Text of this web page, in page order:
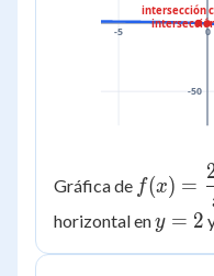
-5 0
-50
0
intersección
Gráfica de f(x) =
{x-3}
f(x) =
horizontal eny
y = 2